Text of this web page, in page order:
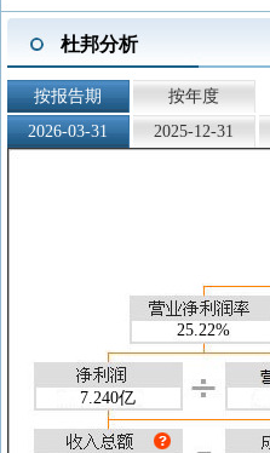
归属净利润同比增长(%)
扣非净利润同比增长(%)
营业总收入滚动环比增长(%)
归属净利润滚动环比增长(%)
扣非净利润滚动环比增长(%)
盈利能力指标
销售净现金流/营业总收入
经营净现金流/营业总收入
实际税率(%)
财务风险指标
杜邦分析
按报告期
按年度
2026-03-31
2025-12-31
25.22%
7.240亿